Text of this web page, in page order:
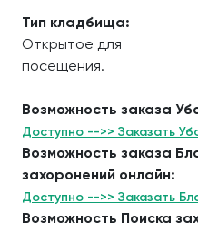
Тип кладбища:
Открытое для
посещения.
Возможность заказа
Доступно -->> Заказать
Возможность заказа
захоронений онлайн:
Доступно -->> Заказать
Возможность Поиска